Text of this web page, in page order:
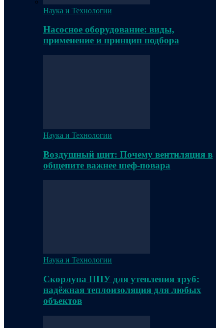
Наука и Технологии
Насосное оборудование: виды,
применение и принцип подбора
Наука и Технологии
Воздушный щит: Почему вентиляция в
общепите важнее шеф-повара
Наука и Технологии
Скорлупа ППУ для утепления труб:
надёжная теплоизоляция для любых
объектов